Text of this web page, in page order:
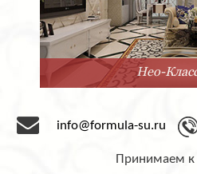
Классика
info@formula-su.ru
Принимаем к